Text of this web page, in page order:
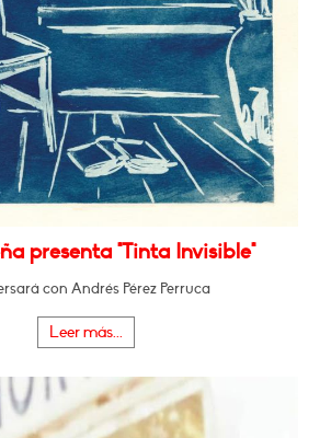
presenta "Tinta Invisible"
con Andrés Pérez Perruca
Leer más...